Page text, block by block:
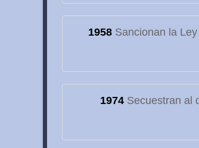
1958Sancionan la Ley
1974Secuestran al